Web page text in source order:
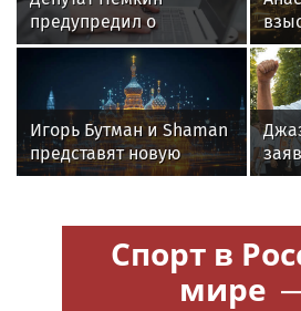
предупредил о
мошенниках,
создающих поддельные
сайты ЦБ
5,2
Игорь Бутман и Shaman
представят новую
премьеру 27 октября
Спорт в
мире